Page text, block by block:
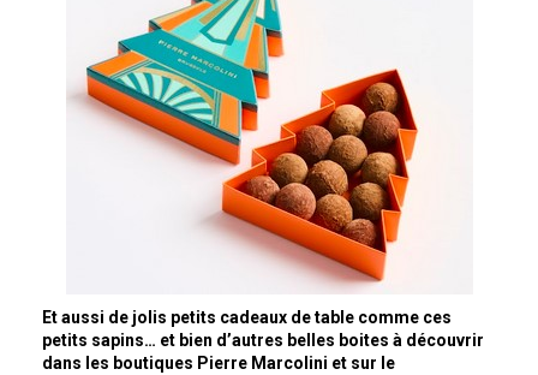
Et aussi de jolis petits cadeaux de table comme ces
petits sapins… et bien d’autres belles boites à découvrir
dans les boutiques Pierre Marcolini et sur le